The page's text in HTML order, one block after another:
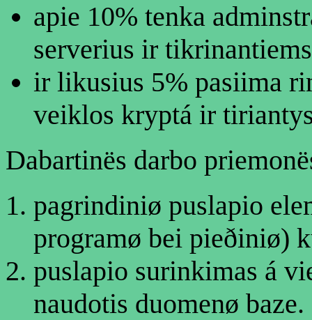
apie 10% tenka
serverius ir
ir likusius 5% pasiima
veiklos kryptá ir
Dabartinës darbo
pagrindiniø puslapio
programø bei pieðiniø)
puslapio surinkimas á
naudotis duomenø baze.